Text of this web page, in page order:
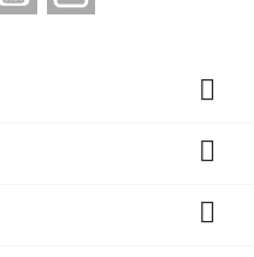


